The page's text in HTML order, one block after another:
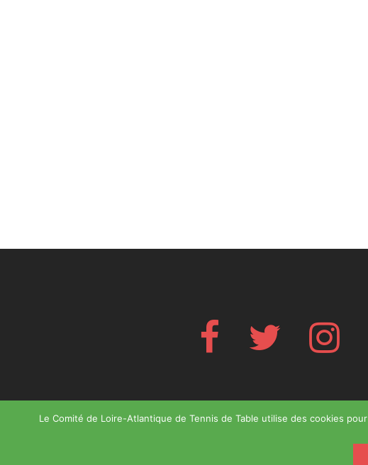
Facebook Twitter
Le Comité de Loire-Atlantique de Tennis de Table utilise des cookies